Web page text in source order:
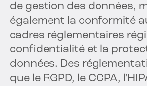
de gestion des données,
également la conformité
cadres réglementaires
confidentialité et la
données. Des
que le RGPD, le CCPA,